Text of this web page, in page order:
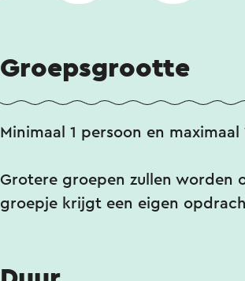
Groepsgrootte
Minimaal 1 persoon en maximaal
Grotere groepen zullen worden
groepje krijgt een eigen